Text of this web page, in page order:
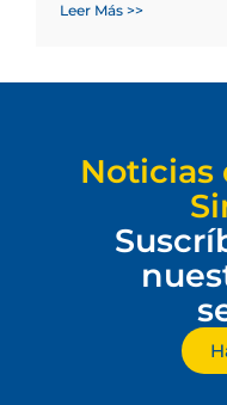
Leer Más >>
Noticias